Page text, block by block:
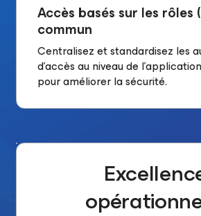
Accès basés sur les rôles
commun
Centralisez et standardisez les
d’accès au niveau de
pour améliorer la sécurité.